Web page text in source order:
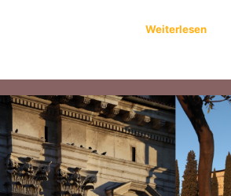
Weiterlesen